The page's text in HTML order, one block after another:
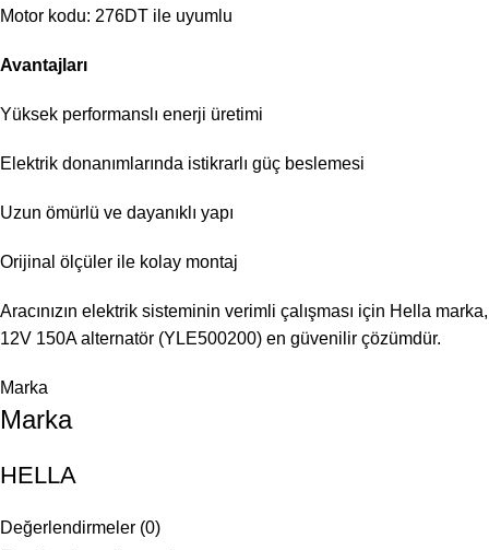
Motor kodu: 276DT ile uyumlu
Avantajları
Yüksek performanslı enerji üretimi
Elektrik donanımlarında istikrarlı güç beslemesi
Uzun ömürlü ve dayanıklı yapı
Orijinal ölçüler ile kolay montaj
Aracınızın elektrik sisteminin verimli çalışması için Hella marka,
12V 150A alternatör (YLE500200) en güvenilir çözümdür.
Marka
Marka
HELLA
Değerlendirmeler (0)